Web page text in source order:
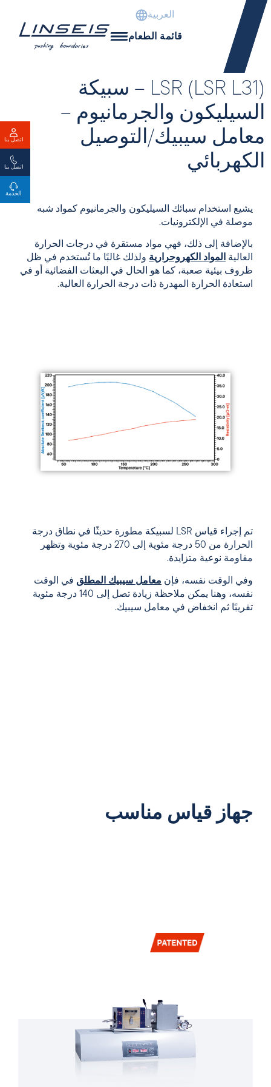
العربية
قائمة الطعام
LSR (LSR L31) – سبيكة
السيليكون والجرمانيوم –
معامل سيبيك/التوصيل
الكهربائي
يشيع استخدام سبائك السيليكون والجرمانيوم كمواد شبه
موصلة في الإلكترونيات.
بالإضافة إلى ذلك، فهي مواد مستقرة في درجات الحرارة
العالية المواد الكهروحرارية ولذلك غالبًا ما تُستخدم في ظل
ظروف بيئية صعبة، كما هو الحال في البعثات الفضائية أو في
استعادة الحرارة المهدرة ذات درجة الحرارة العالية.
تم إجراء قياس LSR لسبيكة مطورة حديثًا في نطاق درجة
الحرارة من 50 درجة مئوية إلى 270 درجة مئوية وتظهر
مقاومة نوعية متزايدة.
وفي الوقت نفسه، فإن معامل سيبيك المطلق في الوقت
نفسه، وهنا يمكن ملاحظة زيادة تصل إلى 140 درجة مئوية
تقريبًا ثم انخفاض في معامل سيبيك.
جهاز قياس مناسب
اتصل بنا
اتصل بنا
الخدمة